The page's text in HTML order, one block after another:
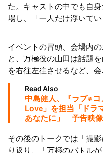
た。キャストの中でも自
場し、「一人だけ浮いて
イベントの冒頭、会場内
と、万極役の山田は話題
を右往左往させるなど、会
Read Also
中島健人、『ラブ≠
Love」を担当「ドラ
あなたに」 予告映
その後のトークでは「撮
り返り、「万極のバトル